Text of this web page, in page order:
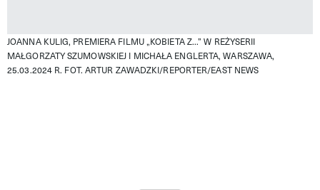
JOANNA KULIG, PREMIERA FILMU „KOBIETA Z...” W REŻYSERII
MAŁGORZATY SZUMOWSKIEJ I MICHAŁA ENGLERTA, WARSZAWA,
25.03.2024 R. FOT. ARTUR ZAWADZKI/REPORTER/EAST NEWS